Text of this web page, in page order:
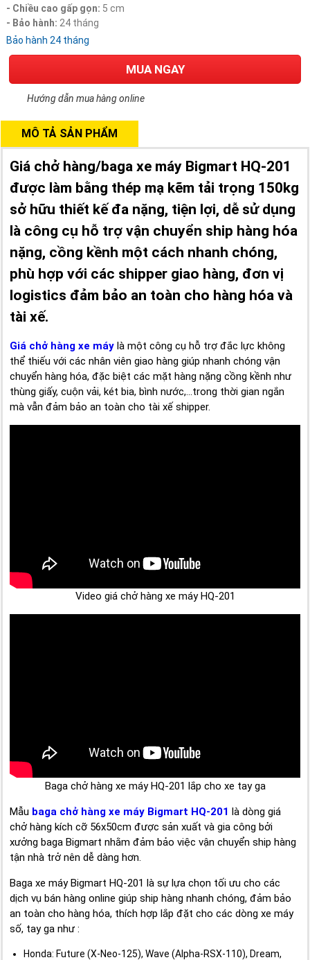
- Chiều cao gấp gọn: 5 cm
- Bảo hành: 24 tháng
Bảo hành 24 tháng
MUA NGAY
Hướng dẫn mua hàng online
MÔ TẢ SẢN PHẨM
Giá chở hàng/baga xe máy Bigmart HQ-201
được làm bằng thép mạ kẽm tải trọng 150kg
sở hữu thiết kế đa nặng, tiện lợi, dễ sử dụng
là công cụ hỗ trợ vận chuyển ship hàng hóa
nặng, cồng kềnh một cách nhanh chóng,
phù hợp với các shipper giao hàng, đơn vị
logistics đảm bảo an toàn cho hàng hóa và
tài xế.
Giá chở hàng xe máy là một công cụ hỗ trợ đắc lực không
thể thiếu với các nhân viên giao hàng giúp nhanh chóng vận
chuyển hàng hóa, đặc biệt các mặt hàng nặng cồng kềnh như
thùng giấy, cuộn vải, két bia, bình nước,...trong thời gian ngắn
mà vẫn đảm bảo an toàn cho tài xế shipper.
Video giá chở hàng xe máy HQ-201
Baga chở hàng xe máy HQ-201 lắp cho xe tay ga
Mẫu baga chở hàng xe máy Bigmart HQ-201 là dòng giá
chở hàng kích cỡ 56x50cm được sản xuất và gia công bởi
xưởng baga Bigmart nhằm đảm bảo việc vận chuyển ship hàng
tận nhà trở nên dễ dàng hơn.
Baga xe máy Bigmart HQ-201 là sự lựa chọn tối ưu cho các
dịch vụ bán hàng online giúp ship hàng nhanh chóng, đảm bảo
an toàn cho hàng hóa, thích hợp lắp đặt cho các dòng xe máy
số, tay ga như :
Honda: Future (X-Neo-125), Wave (Alpha-RSX-110), Dream,